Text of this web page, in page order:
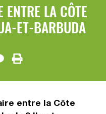
ENTRE LA CÔTE
ET-BARBUDA
entre la Côte